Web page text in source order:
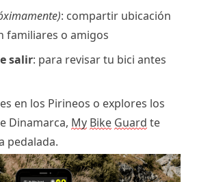
: compartir ubicación
familiares o amigos
salir: para revisar tu bici antes
en los Pirineos o explores los
Dinamarca, My Bike Guard te
pedalada.